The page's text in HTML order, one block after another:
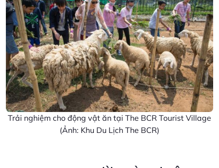
Trải nghiệm cho động vật ăn tại The BCR Tourist Village
(Ảnh: Khu Du Lịch The BCR)